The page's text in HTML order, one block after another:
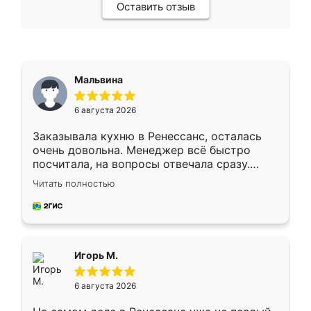
Оставить отзыв
Мальвина
6 августа 2026
Заказывала кухню в Ренессанс, осталась
очень довольна. Менеджер всё быстро
посчитала, на вопросы отвечала сразу.
Замерщик приехал в субботу, подошёл к
делу со всей ответственностью. Собрали
за день, ребята работали аккуратно, даже
Читать полностью
Игорь М.
6 августа 2026